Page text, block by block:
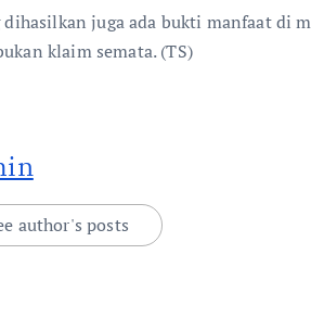
juga ada bukti manfaat di
klaim semata. (TS)
author's posts